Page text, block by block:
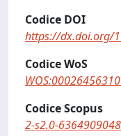
Codice DOI
https://dx.doi.org/
Codice WoS
Codice Scopus
2-s2.0-